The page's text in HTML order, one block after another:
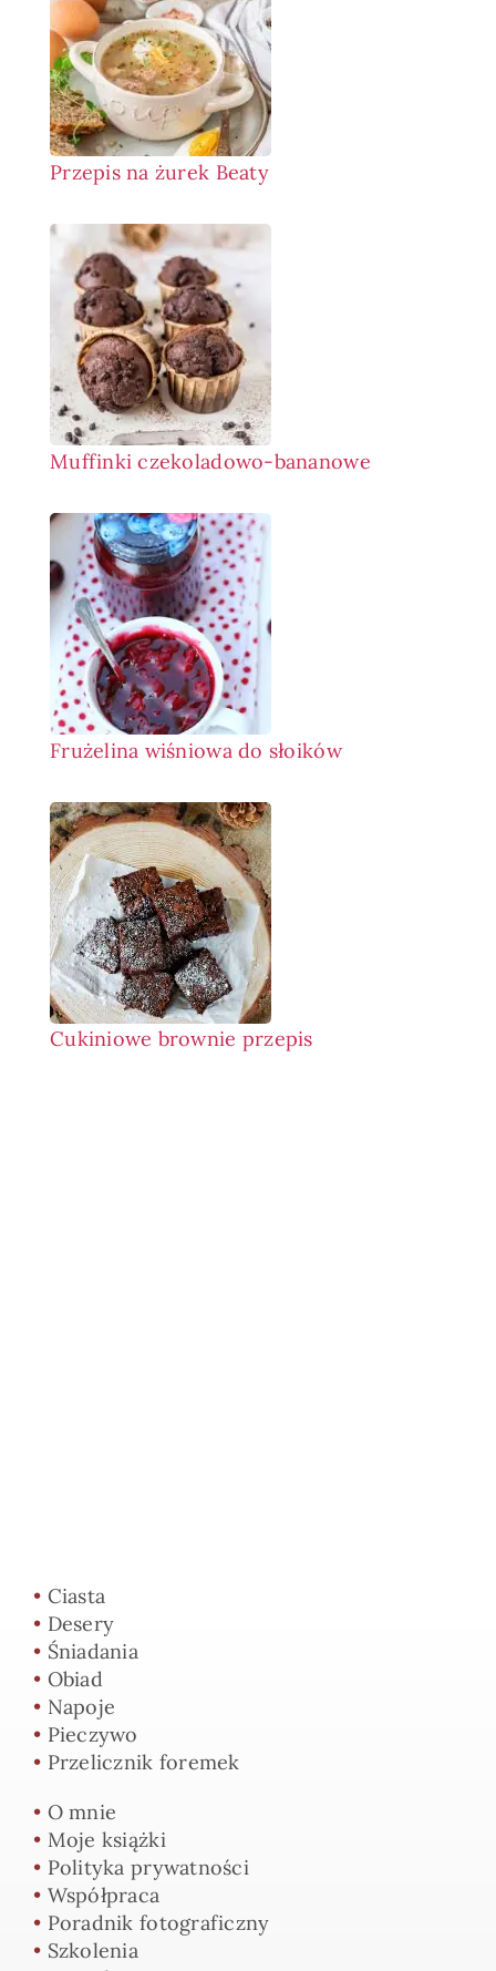
Przepis na żurek Beaty
Muffinki czekoladowo-bananowe
Frużelina wiśniowa do słoików
Cukiniowe brownie przepis
• Ciasta
• Desery
• Śniadania
• Obiad
• Napoje
• Pieczywo
• Przelicznik foremek
• O mnie
• Moje książki
• Polityka prywatności
• Współpraca
• Poradnik fotograficzny
• Szkolenia